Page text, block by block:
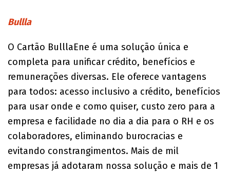
Bullla
O Cartão BulllaEne é uma solução única e
completa para unificar crédito, benefícios e
remunerações diversas. Ele oferece vantagens
para todos: acesso inclusivo a crédito, benefícios
para usar onde e como quiser, custo zero para a
empresa e facilidade no dia a dia para o RH e os
colaboradores, eliminando burocracias e
evitando constrangimentos. Mais de mil
empresas já adotaram nossa solução e mais de 1